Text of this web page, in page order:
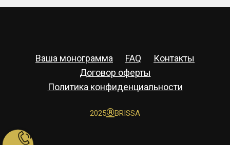
Ваша монограмма FAQ
Контакты
Договор оферты
Политика конфиденциальности
2025®BRISSA